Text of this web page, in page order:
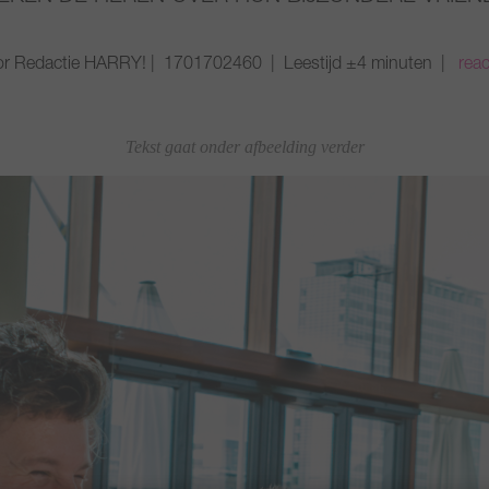
Redactie HARRY! | 1701702460 | Leestijd ±4 minuten |
Tekst gaat onder afbeelding verder